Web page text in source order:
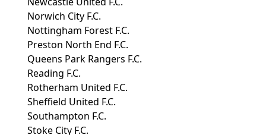
Norwich City F.C.
Nottingham Forest F.C.
Preston North End F.C.
Queens Park Rangers F.C.
Reading F.C.
Rotherham United F.C.
Sheffield United F.C.
Southampton F.C.
Stoke City F.C.